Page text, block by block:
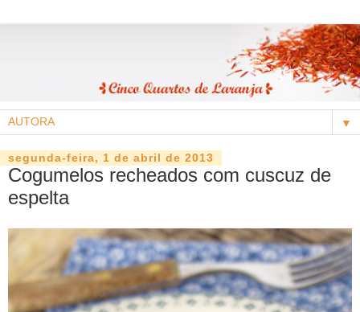
▼
segunda-feira, 1 de abril de 2013
Cogumelos recheados com cuscuz de
espelta